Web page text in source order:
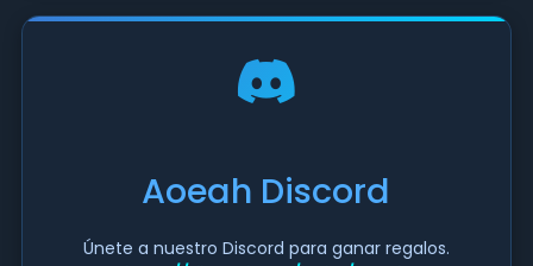
Aoeah Discord
Únete a nuestro Discord para ganar regalos.